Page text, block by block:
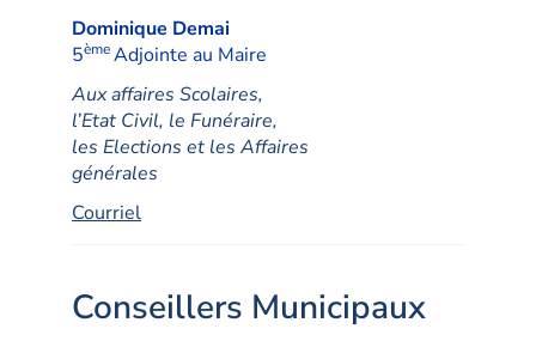
Dominique Demai
5èmeAdjointe au Maire
Aux affaires Scolaires,
l’Etat Civil, le Funéraire,
les Elections et les Affaires
générales
Courriel
Conseillers Municipaux